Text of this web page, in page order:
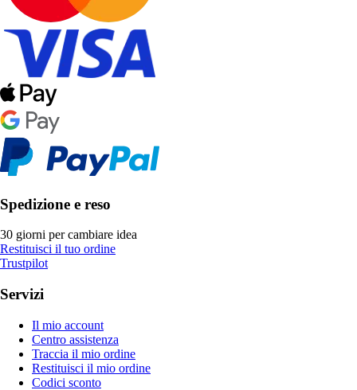
Spedizione e reso
30 giorni per cambiare idea
Restituisci il tuo ordine
Trustpilot
Servizi
Il mio account
Centro assistenza
Traccia il mio ordine
Restituisci il mio ordine
Codici sconto